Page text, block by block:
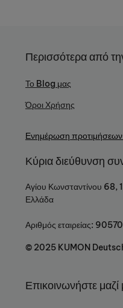
Περισσότερα από
Το Blog μας
Όροι Χρήσης
Ενημέρωση
Κύρια διεύθυνση
Αγίου Κωνσταντίνου 68,
Ελλάδα
Αριθμός εταιρείας:
© 2025 KUMON
Επικοινωνήστε μαζί